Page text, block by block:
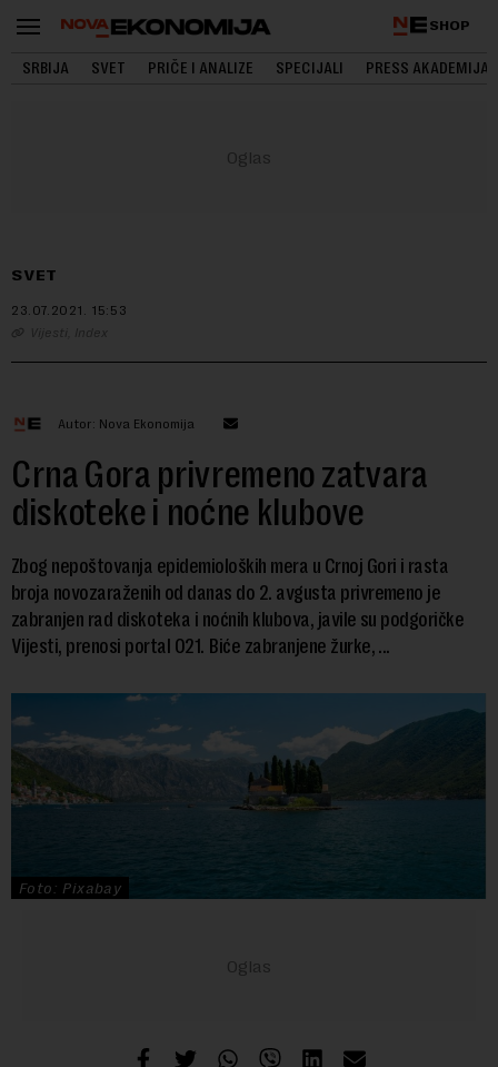
SHOP
SRBIJA SVET PRIČE I ANALIZE SPECIJALI PRESS AKADEMIJA
SVET
23.07.2021. 15:53
Vijesti, Index
Autor: Nova Ekonomija
Crna Gora privremeno zatvara
diskoteke i noćne klubove
Zbog nepoštovanja epidemioloških mera u Crnoj Gori i rasta
broja novozaraženih od danas do 2. avgusta privremeno je
zabranjen rad diskoteka i noćnih klubova, javile su podgoričke
Vijesti, prenosi portal 021. Biće zabranjene žurke, ...
Foto: Pixabay